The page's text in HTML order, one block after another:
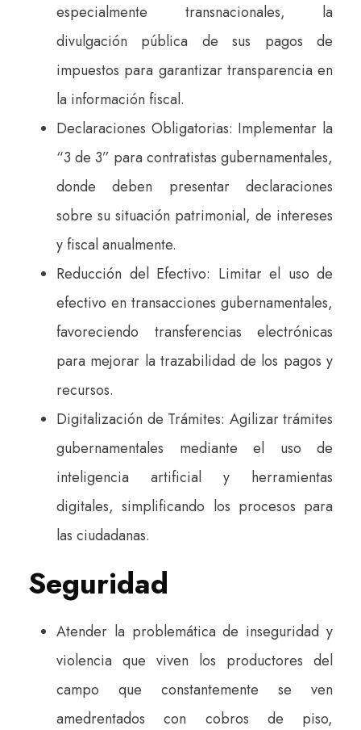
especialmente transnacionales, la
divulgación pública de sus pagos de
impuestos para garantizar transparencia en
la información fiscal.
Declaraciones Obligatorias: Implementar la
“3 de 3” para contratistas gubernamentales,
donde deben presentar declaraciones
sobre su situación patrimonial, de intereses
y fiscal anualmente.
Reducción del Efectivo: Limitar el uso de
efectivo en transacciones gubernamentales,
favoreciendo transferencias electrónicas
para mejorar la trazabilidad de los pagos y
recursos.
Digitalización de Trámites: Agilizar trámites
gubernamentales mediante el uso de
inteligencia artificial y herramientas
digitales, simplificando los procesos para
las ciudadanas.
Seguridad
Atender la problemática de inseguridad y
violencia que viven los productores del
campo que constantemente se ven
amedrentados con cobros de piso,